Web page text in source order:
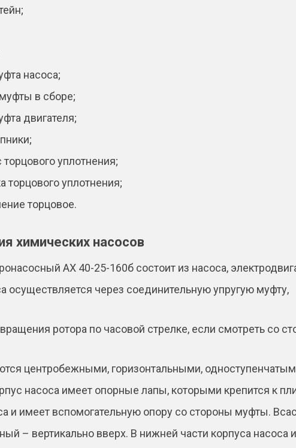
насоса;
в сборе;
двигателя;
торцового уплотнения;
торцового уплотнения;
торцовое.
химических насосов
АХ 40-25-160б состоит из насоса,
осуществляется через соединительную упругую муфту,
ротора по часовой стрелке, если смотреть со
центробежными, горизонтальными,
насоса имеет опорные лапы, которыми крепится к
и имеет вспомогательную опору со стороны муфты.
– вертикально вверх. В нижней части корпуса насоса